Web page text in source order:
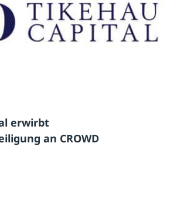
erwirbt
an CROWD